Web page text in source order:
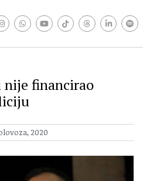
nije financirao
2020